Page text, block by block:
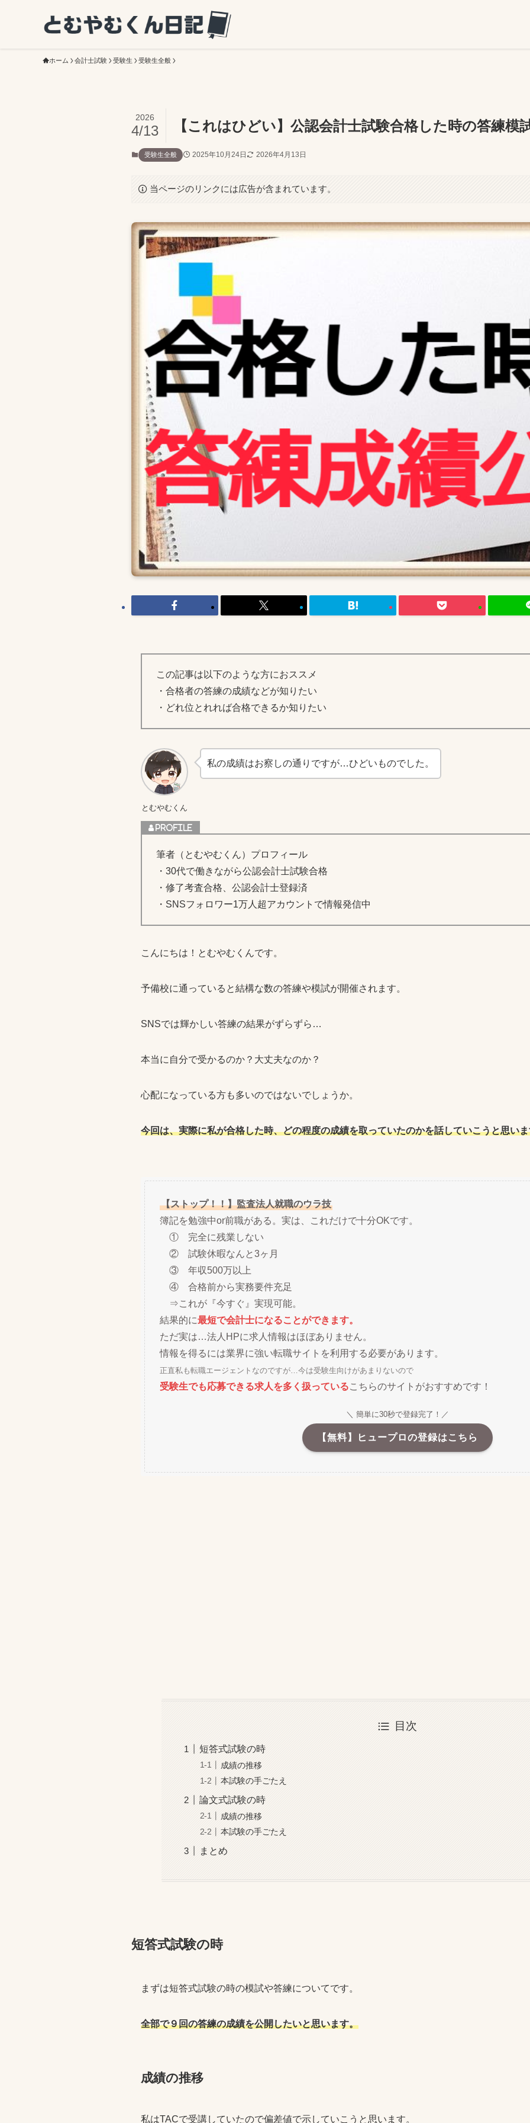
ホーム 会計士試験 受験生 受験生全般
【これはひどい】公認会計士試験合格した時の答練模
2026
4/13
受験生全般 2025年10月24日 2026年4月13日
当ページのリンクには広告が含まれています。
この記事は以下のような方におススメ
・合格者の答練の成績などが知りたい
・どれ位とれれば合格できるか知りたい
とむやむくん
私の成績はお察しの通りですが…ひどいものでした。
筆者（とむやむくん）プロフィール
・30代で働きながら公認会計士試験合格
・修了考査合格、公認会計士登録済
・SNSフォロワー1万人超アカウントで情報発信中
こんにちは！とむやむくんです。
予備校に通っていると結構な数の答練や模試が開催されます。
SNSでは輝かしい答練の結果がずらずら…
本当に自分で受かるのか？大丈夫なのか？
心配になっている方も多いのではないでしょうか。
今回は、実際に私が合格した時、どの程度の成績を取っていたのかを話していこうと思い
【ストップ！！】監査法人就職のウラ技
簿記を勉強中or前職がある。実は、これだけで十分OKです。
① 完全に残業しない
② 試験休暇なんと3ヶ月
③ 年収500万以上
④ 合格前から実務要件充足
⇒これが『今すぐ』実現可能。
結果的に最短で会計士になることができます。
ただ実は…法人HPに求人情報はほぼありません。
情報を得るには業界に強い転職サイトを利用する必要があります。
正直私も転職エージェントなのですが…今は受験生向けがあまりないので
受験生でも応募できる求人を多く扱っているこちらのサイトがおすすめです！
＼ 簡単に30秒で登録完了！／
【無料】ヒュープロの登録はこちら
目次
短答式試験の時
成績の推移
本試験の手ごたえ
論文式試験の時
成績の推移
本試験の手ごたえ
まとめ
短答式試験の時
まずは短答式試験の時の模試や答練についてです。
全部で９回の答練の成績を公開したいと思います。
成績の推移
私はTACで受講していたので偏差値で示していこうと思います。